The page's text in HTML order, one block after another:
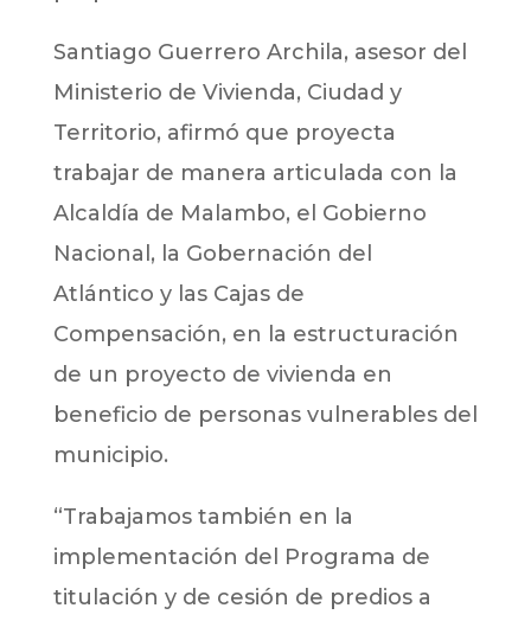
Santiago Guerrero Archila, asesor del
Ministerio de Vivienda, Ciudad y
Territorio, afirmó que proyecta
trabajar de manera articulada con la
Alcaldía de Malambo, el Gobierno
Nacional, la Gobernación del
Atlántico y las Cajas de
Compensación, en la estructuración
de un proyecto de vivienda en
beneficio de personas vulnerables del
municipio.
“Trabajamos también en la
implementación del Programa de
titulación y de cesión de predios a